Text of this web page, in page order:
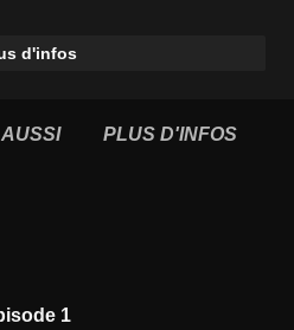
d'infos
PLUS D'INFOS
1